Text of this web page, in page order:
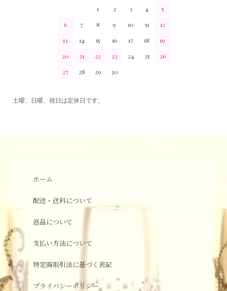
1
2 3 4
5
6
7 8 9 10 11
12
13
14 15 16 17 18
19
20
21 22 23 24 25
26
27
28 29 30
土曜、日曜、祝日は定休日です。
ホーム
配送・送料について
返品について
支払い方法について
特定商取引法に基づく表記
プライバシーポリシー